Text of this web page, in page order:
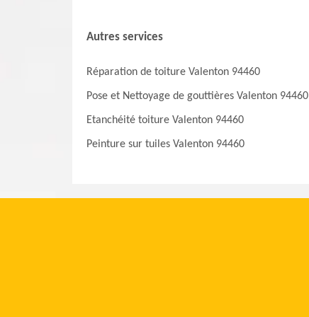
Autres services
Réparation de toiture Valenton 94460
Pose et Nettoyage de gouttières Valenton 94460
Etanchéité toiture Valenton 94460
Peinture sur tuiles Valenton 94460